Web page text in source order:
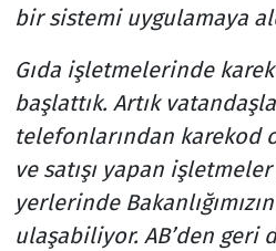
bir sistemi uygulamaya
Gıda işletmelerinde
başlattık. Artık
telefonlarından karekod
ve satışı yapan
yerlerinde
ulaşabiliyor. AB’den geri